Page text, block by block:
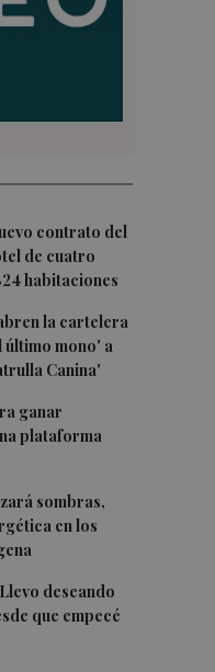
contrato del
de cuatro
habitaciones
la cartelera
último mono' a
Canina'
ganar
plataforma
sombras,
en los
deseando
que empecé